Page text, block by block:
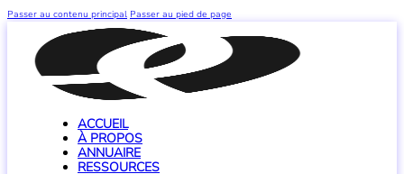
Passer au contenu principal Passer au pied de page
ACCUEIL
À PROPOS
ANNUAIRE
RESSOURCES